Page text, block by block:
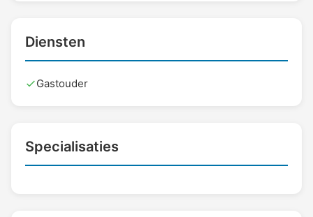
Diensten
Gastouder
Specialisaties